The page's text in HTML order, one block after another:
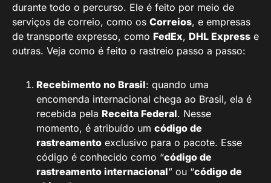
durante todo o percurso. Ele é feito por meio de
serviços de correio, como os Correios, e empresas
de transporte expresso, como FedEx, DHL Express e
outras. Veja como é feito o rastreio passo a passo:
Recebimento no Brasil: quando uma
encomenda internacional chega ao Brasil, ela é
recebida pela Receita Federal. Nesse
momento, é atribuído um código de
rastreamento exclusivo para o pacote. Esse
código é conhecido como “código de
rastreamento internacional” ou “código de